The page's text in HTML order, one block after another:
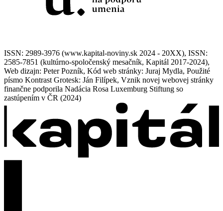
ISSN: 2989-3976 (www.kapital-noviny.sk 2024 - 20XX), ISSN:
2585-7851 (kultúrno-spoločenský mesačník, Kapitál 2017-2024),
Web dizajn: Peter Pozník, Kód web stránky: Juraj Mydla, Použité
písmo Kontrast Grotesk: Ján Filípek, Vznik novej webovej stránky
finančne podporila Nadácia Rosa Luxemburg Stiftung so
zastúpením v ČR (2024)